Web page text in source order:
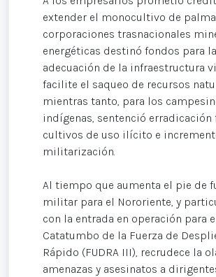
extender el monocultivo de
corporaciones trasnacionales
energéticas destinó fondos para la
adecuación de la infraestructura
facilite el saqueo de recursos
mientras tanto, para los
indígenas, sentenció erradicación
cultivos de uso ilícito e
militarización.
Al tiempo que aumenta el pie de
militar para el Nororiente, y
con la entrada en operación para
Catatumbo de la Fuerza de
Rápido (FUDRA III), recrudece la
amenazas y asesinatos a